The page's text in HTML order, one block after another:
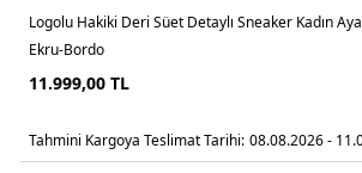
Logolu Hakiki Deri Süet Detaylı Sneaker Kadın
Ekru-Bordo
11.999,00 TL
Tahmini Kargoya Teslimat Tarihi: 08.08.2026 -